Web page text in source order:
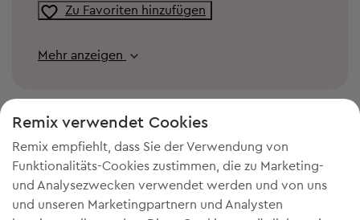
Zu Favoriten hinzufügen
Mehr anzeigen
Remix verwendet Cookies
Remix empfiehlt, dass Sie der Verwendung von
Funktionalitäts-Cookies zustimmen, die zu Marketing-
und Analysezwecken verwendet werden und von uns
und unseren Marketingpartnern und Analysten